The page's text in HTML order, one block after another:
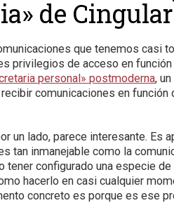
de
que tenemos casi
privilegios de acceso en función
personal» postmoderna,
comunicaciones en función
un lado, parece interesante. Es
tan inmanejable como la
configurado una especie
hacerlo en casi cualquier
concreto es porque es ese